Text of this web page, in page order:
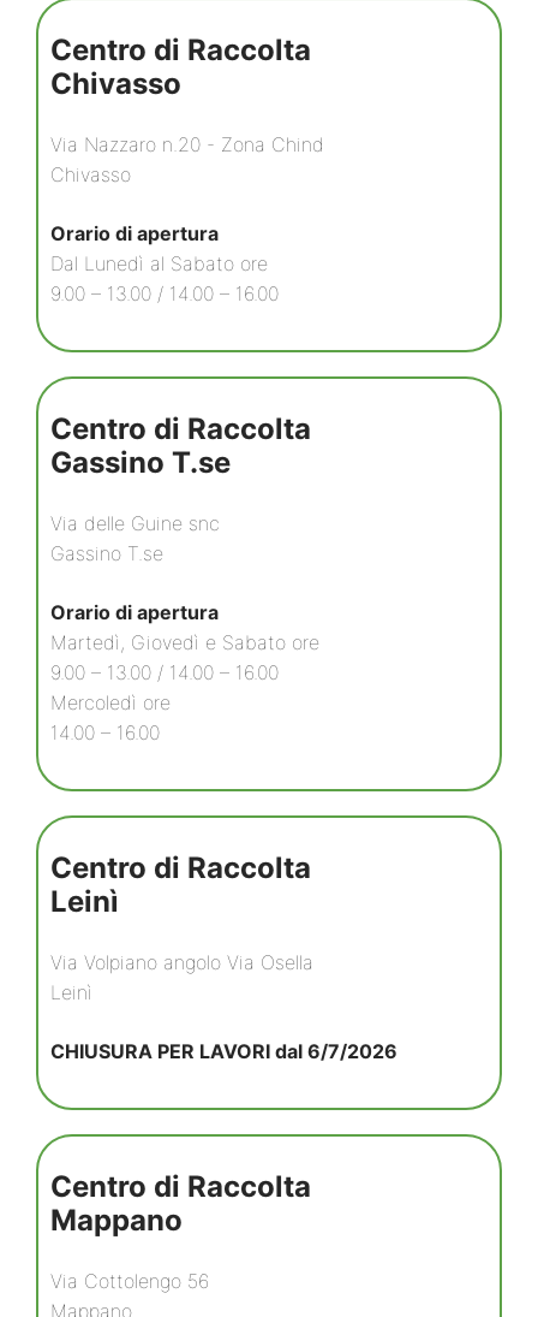
Centro di Raccolta
Chivasso
Via Nazzaro n.20 - Zona Chind
Chivasso
Orario di apertura
Dal Lunedì al Sabato ore
9.00 – 13.00 / 14.00 – 16.00
Centro di Raccolta
Gassino T.se
Via delle Guine snc
Gassino T.se
Orario di apertura
Martedì, Giovedì e Sabato ore
9.00 – 13.00 / 14.00 – 16.00
Mercoledì ore
14.00 – 16.00
Centro di Raccolta
Leinì
Via Volpiano angolo Via Osella
Leinì
CHIUSURA PER LAVORI dal 6/7/2026
Centro di Raccolta
Mappano
Via Cottolengo 56
Mappano